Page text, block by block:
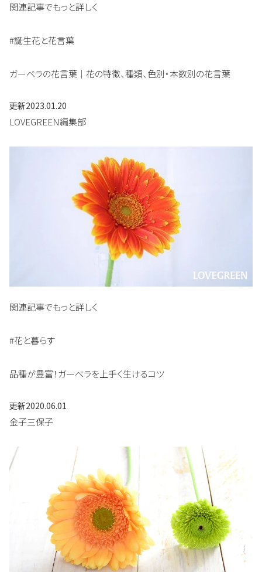
関連記事でもっと詳しく
#誕生花と花言葉
ガーベラの花言葉｜花の特徴、種類、色別・本数別の花言葉
更新2023.01.20
LOVEGREEN編集部
関連記事でもっと詳しく
#花と暮らす
品種が豊富！ガーベラを上手く生けるコツ
更新2020.06.01
金子三保子